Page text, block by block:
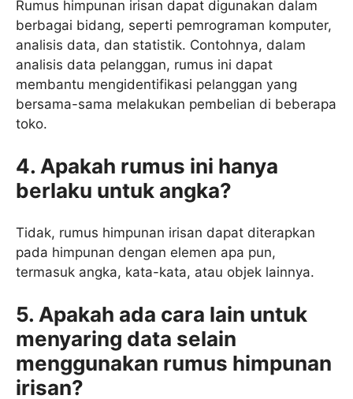
Rumus himpunan irisan dapat digunakan dalam
berbagai bidang, seperti pemrograman komputer,
analisis data, dan statistik. Contohnya, dalam
analisis data pelanggan, rumus ini dapat
membantu mengidentifikasi pelanggan yang
bersama-sama melakukan pembelian di beberapa
toko.
4. Apakah rumus ini hanya
berlaku untuk angka?
Tidak, rumus himpunan irisan dapat diterapkan
pada himpunan dengan elemen apa pun,
termasuk angka, kata-kata, atau objek lainnya.
5. Apakah ada cara lain untuk
menyaring data selain
menggunakan rumus himpunan
irisan?